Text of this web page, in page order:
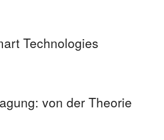
Technologies
von der Theorie